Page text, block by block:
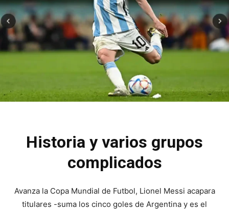
Historia y varios grupos
complicados
Avanza la Copa Mundial de Futbol, Lionel Messi acapara
titulares -suma los cinco goles de Argentina y es el